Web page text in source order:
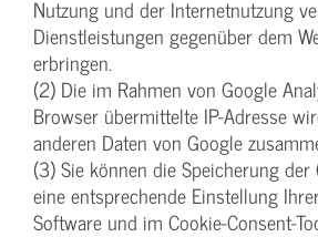
Nutzung und der Internetnutzung
Dienstleistungen gegenüber dem
erbringen.
(2) Die im Rahmen von Google
Browser übermittelte IP-Adresse
anderen Daten von Google
(3) Sie können die Speicherung
eine entsprechende Einstellung
Software und im Cookie-Consent-